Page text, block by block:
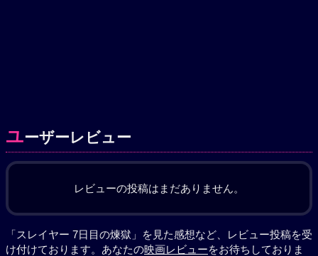
ユーザーレビュー
レビューの投稿はまだありません。
「スレイヤー 7日目の煉獄」を見た感想など、レビュー投稿を受
け付けております。あなたの映画レビューをお待ちしておりま